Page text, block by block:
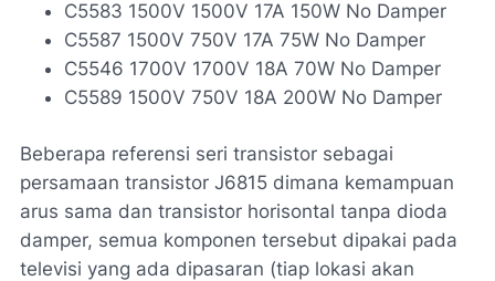
C5583 1500V 1500V 17A 150W No Damper
C5587 1500V 750V 17A 75W No Damper
C5546 1700V 1700V 18A 70W No Damper
C5589 1500V 750V 18A 200W No Damper
Beberapa referensi seri transistor sebagai
persamaan transistor J6815 dimana kemampuan
arus sama dan transistor horisontal tanpa dioda
damper, semua komponen tersebut dipakai pada
televisi yang ada dipasaran (tiap lokasi akan